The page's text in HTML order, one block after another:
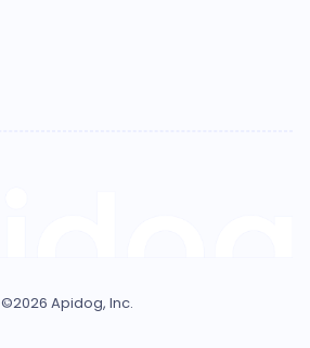
©2026 Apidog, Inc.